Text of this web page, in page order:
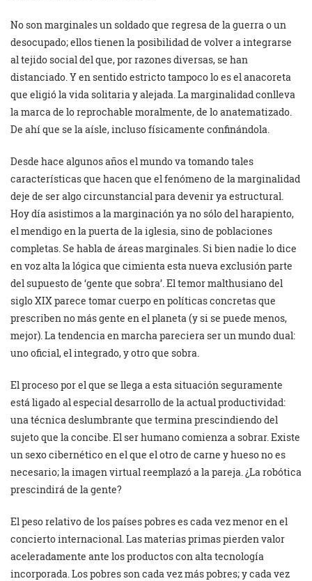
No son marginales un soldado que regresa de la guerra o un
desocupado; ellos tienen la posibilidad de volver a integrarse
al tejido social del que, por razones diversas, se han
distanciado. Y en sentido estricto tampoco lo es el anacoreta
que eligió la vida solitaria y alejada. La marginalidad conlleva
la marca de lo reprochable moralmente, de lo anatematizado.
De ahí que se la aísle, incluso físicamente confinándola.
Desde hace algunos años el mundo va tomando tales
características que hacen que el fenómeno de la marginalidad
deje de ser algo circunstancial para devenir ya estructural.
Hoy día asistimos a la marginación ya no sólo del harapiento,
el mendigo en la puerta de la iglesia, sino de poblaciones
completas. Se habla de áreas marginales. Si bien nadie lo dice
en voz alta la lógica que cimienta esta nueva exclusión parte
del supuesto de ‘gente que sobra’. El temor malthusiano del
siglo XIX parece tomar cuerpo en políticas concretas que
prescriben no más gente en el planeta (y si se puede menos,
mejor). La tendencia en marcha pareciera ser un mundo dual:
uno oficial, el integrado, y otro que sobra.
El proceso por el que se llega a esta situación seguramente
está ligado al especial desarrollo de la actual productividad:
una técnica deslumbrante que termina prescindiendo del
sujeto que la concibe. El ser humano comienza a sobrar. Existe
un sexo cibernético en el que el otro de carne y hueso no es
necesario; la imagen virtual reemplazó a la pareja. ¿La robótica
prescindirá de la gente?
El peso relativo de los países pobres es cada vez menor en el
concierto internacional. Las materias primas pierden valor
aceleradamente ante los productos con alta tecnología
incorporada. Los pobres son cada vez más pobres; y cada vez